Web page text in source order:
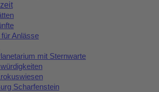
Anlässe
mit Sternwarte
Scharfenstein